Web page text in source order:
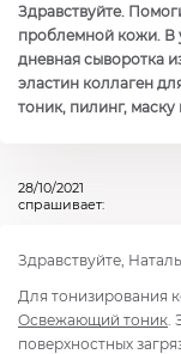
Здравствуйте.
проблемной кожи. В
дневная сыворотка
эластин коллаген
тоник, пилинг,
28/10/2021
спрашивает:
Здравствуйте,
Для тонизирования
Освежающий тоник
поверхностных